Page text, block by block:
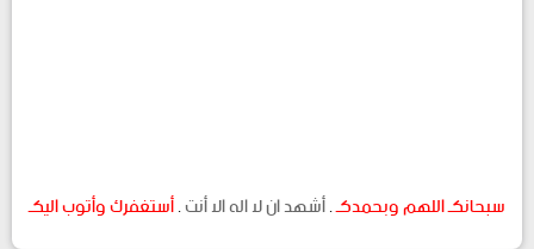
سبحانكـ اللهم وبحمدكـ.أشهد ان لا اله الا أنت.أستغفرك وأتوب اليكـ